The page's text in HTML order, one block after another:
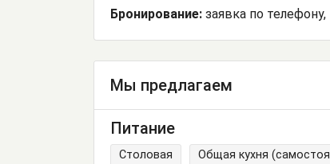
Бронирование: заявка по
Мы предлагаем
Питание
Столовая Общая кухня